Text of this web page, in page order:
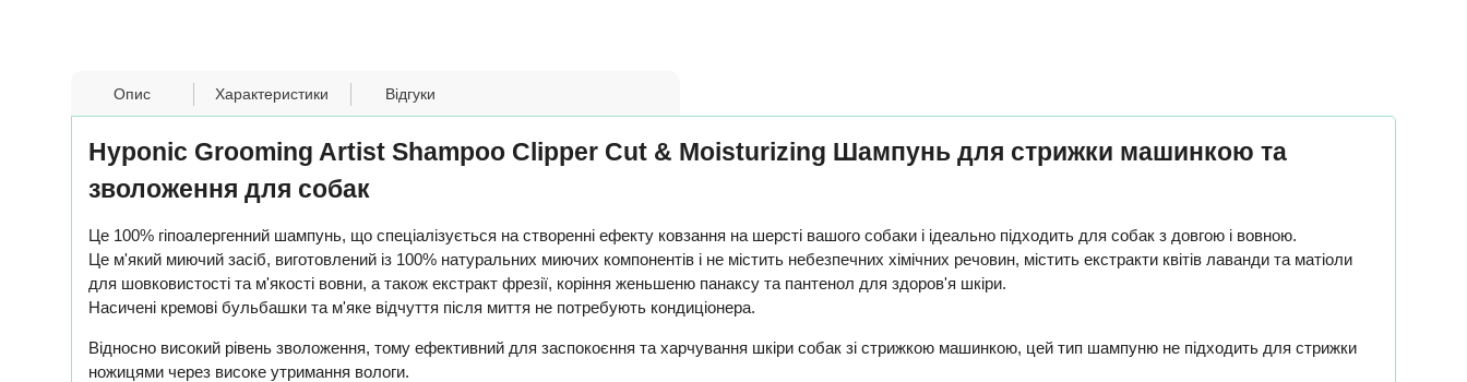
Опис Характеристики Відгуки
Hyponic Grooming Artist Shampoo Clipper Cut & Moisturizing Шампунь для стрижки машинкою та
зволоження для собак
Це 100% гіпоалергенний шампунь, що спеціалізується на створенні ефекту ковзання на шерсті вашого собаки і ідеально підходить для собак з довгою і вовною.
Це м'який миючий засіб, виготовлений із 100% натуральних миючих компонентів і не містить небезпечних хімічних речовин, містить екстракти квітів лаванди та матіоли
для шовковистості та м'якості вовни, а також екстракт фрезії, коріння женьшеню панаксу та пантенол для здоров'я шкіри.
Насичені кремові бульбашки та м'яке відчуття після миття не потребують кондиціонера.
Відносно високий рівень зволоження, тому ефективний для заспокоєння та харчування шкіри собак зі стрижкою машинкою, цей тип шампуню не підходить для стрижки
ножицями через високе утримання вологи.